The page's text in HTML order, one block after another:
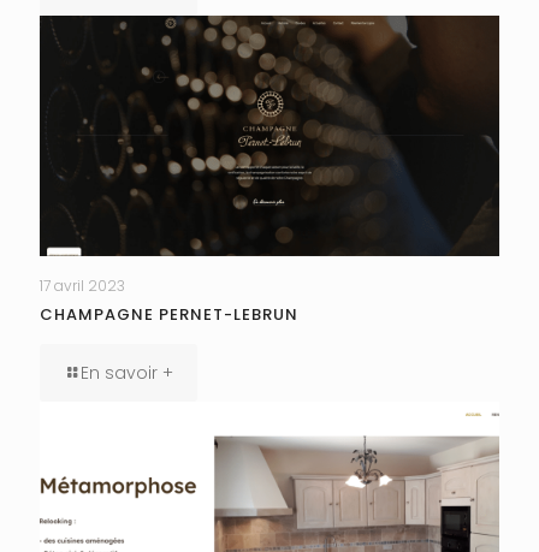
17 avril 2023
CHAMPAGNE PERNET-LEBRUN
En savoir +